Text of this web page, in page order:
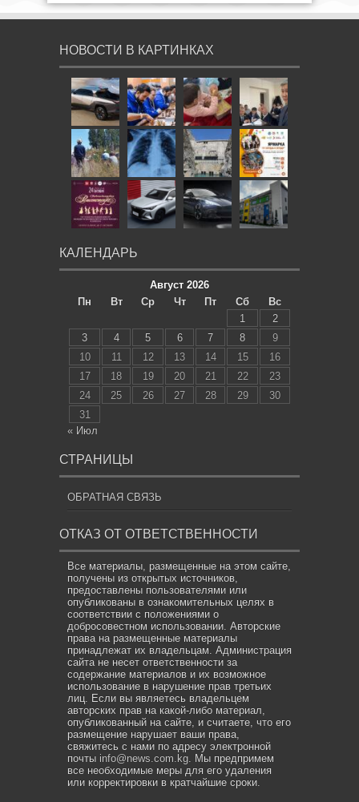
НОВОСТИ В КАРТИНКАХ
КАЛЕНДАРЬ
Август 2026
Пн
Вт Ср Чт Пт Сб
Вс
1
2
3
4 5 6 7 8
9
10
11 12 13 14 15
16
17
18 19 20 21 22
23
24
25 26 27 28 29
30
31
« Июл
СТРАНИЦЫ
ОБРАТНАЯ СВЯЗЬ
ОТКАЗ ОТ ОТВЕТСТВЕННОСТИ
Все материалы, размещенные на этом сайте,
получены из открытых источников,
предоставлены пользователями или
опубликованы в ознакомительных целях в
соответствии с положениями о
добросовестном использовании. Авторские
права на размещенные материалы
принадлежат их владельцам. Администрация
сайта не несет ответственности за
содержание материалов и их возможное
использование в нарушение прав третьих
лиц. Если вы являетесь владельцем
авторских прав на какой-либо материал,
опубликованный на сайте, и считаете, что его
размещение нарушает ваши права,
свяжитесь с нами по адресу электронной
почты info@news.com.kg. Мы предпримем
все необходимые меры для его удаления
или корректировки в кратчайшие сроки.